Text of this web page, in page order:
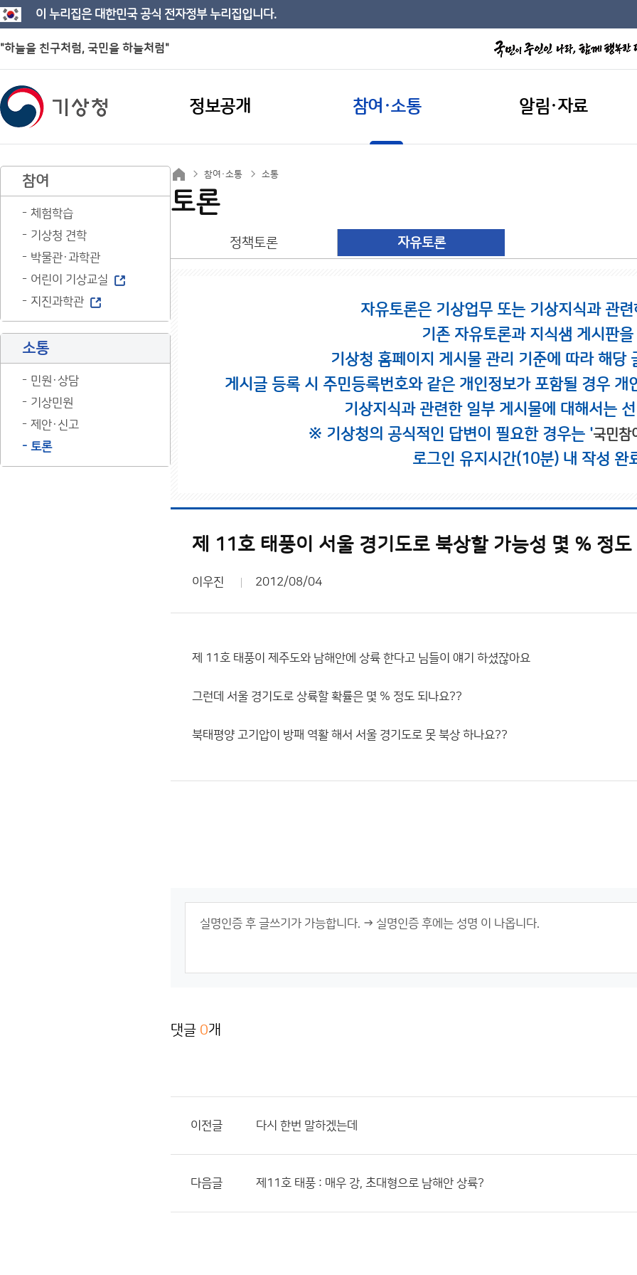
이 누리집은 대한민국 공식 전자정부 누리집입니다.
"하늘을 친구처럼, 국민을 하늘처럼"
정보공개 참여·소통 알림·자료
참여
체험학습
기상청 견학
박물관·과학관
어린이 기상교실
지진과학관
소통
민원·상담
기상민원
제안·신고
토론
참여·소통 소통
토론
정책토론 자유토론
자유토론은 기상업무 또는 기상지식과 관
기존 자유토론과 지식샘 게시판
기상청 홈페이지 게시물 관리 기준에 따라 해당
게시글 등록 시 주민등록번호와 같은 개인정보가 포함될 경우
기상지식과 관련한 일부 게시물에 대해서는
※ 기상청의 공식적인 답변이 필요한 경우는 '국민참
로그인 유지시간(10분) 내 작성 완
제 11호 태풍이 서울 경기도로 북상할 가능성 몇 % 정
이우진 2012/08/04
제 11호 태풍이 제주도와 남해안에 상륙 한다고 님들이 얘기 하셨잖아요
그런데 서울 경기도로 상륙할 확률은 몇 % 정도 되나요??
북태평양 고기압이 방패 역활 해서 서울 경기도로 못 북상 하나요??
댓글 0개
이전글 다시 한번 말하겠는데
다음글 제11호 태풍 : 매우 강, 초대형으로 남해안 상륙?